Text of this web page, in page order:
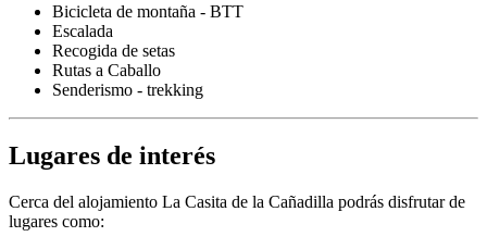
Bicicleta de montaña - BTT
Escalada
Recogida de setas
Rutas a Caballo
Senderismo - trekking
Lugares de interés
Cerca del alojamiento La Casita de la Cañadilla podrás disfrutar de
lugares como: